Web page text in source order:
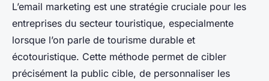
Juliette• 2 mars 2025•6 min de lecture
L’email marketing est une stratégie cruciale pour les
entreprises du secteur touristique, especialmente
lorsque l’on parle de tourisme durable et
écotouristique. Cette méthode permet de cibler
précisément la public cible, de personnaliser les